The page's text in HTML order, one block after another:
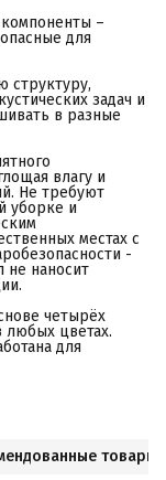
–
для
структуру,
задач и
в разные
влагу и
Не требуют
уборке и
местах с
-
не наносит
четырёх
цветах.
для
товары